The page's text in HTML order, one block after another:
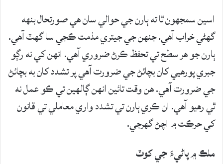
اسين سمجهون ٿا ته ٻارن جي حوالي سان هي صورتحال بنهه
گهڻي خراب آهي. جنهن جي جيتري مذمت ڪجي سا گهٽ آهي.
ٻارن جو هر سطح تي تحفظ ڪرڻ ضروري آهي. انهن کي نه رڳو
جبري پورهيي کان بچائڻ جي ضرورت آهي پر تشدد کان به بچائڻ
جي ضرورت آهي. هن وقت تائين انهن ڳالهين تي ڪو عمل نه
ٿي رهيو آهي. ان ڪري ٻارن تي تشدد واري معاملي تي قانون
کي حرڪت ۾ اچڻ گهرجي.
ملڪ ۾ پاڻيءَ جي کوٽ